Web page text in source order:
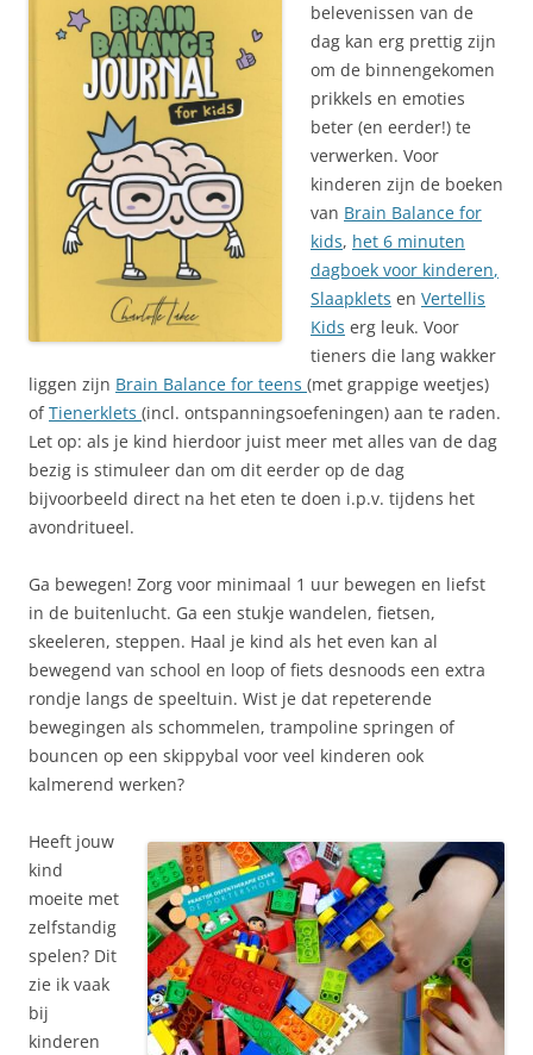
belevenissen van de
dag kan erg prettig zijn
om de binnengekomen
prikkels en emoties
beter (en eerder!) te
verwerken. Voor
kinderen zijn de boeken
van Brain Balance for
kids, het 6 minuten
dagboek voor kinderen,
Slaapklets en Vertellis
Kids erg leuk. Voor
tieners die lang wakker
liggen zijn Brain Balance for teens (met grappige weetjes)
ofTienerklets (incl. ontspanningsoefeningen) aan te raden.
Let op: als je kind hierdoor juist meer met alles van de dag
bezig is stimuleer dan om dit eerder op de dag
bijvoorbeeld direct na het eten te doen i.p.v. tijdens het
avondritueel.
Ga bewegen! Zorg voor minimaal 1 uur bewegen en liefst
in de buitenlucht. Ga een stukje wandelen, fietsen,
skeeleren, steppen. Haal je kind als het even kan al
bewegend van school en loop of fiets desnoods een extra
rondje langs de speeltuin. Wist je dat repeterende
bewegingen als schommelen, trampoline springen of
bouncen op een skippybal voor veel kinderen ook
kalmerend werken?
Heeft jouw
kind
moeite met
zelfstandig
spelen? Dit
zie ik vaak
bij
kinderen